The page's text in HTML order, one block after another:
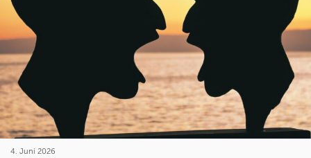
4. Juni 2026